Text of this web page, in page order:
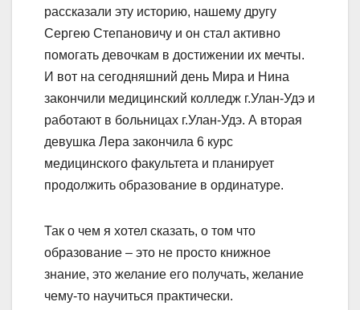
рассказали эту историю, нашему другу
Сергею Степановичу и он стал активно
помогать девочкам в достижении их мечты.
И вот на сегодняшний день Мира и Нина
закончили медицинский колледж г.Улан-Удэ и
работают в больницах г.Улан-Удэ. А вторая
девушка Лера закончила 6 курс
медицинского факультета и планирует
продолжить образование в ординатуре.
Так о чем я хотел сказать, о том что
образование – это не просто книжное
знание, это желание его получать, желание
чему-то научиться практически.